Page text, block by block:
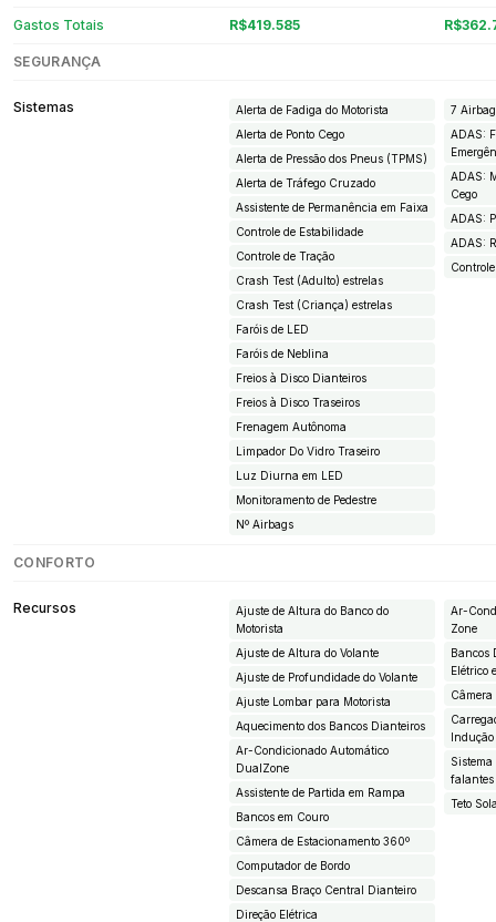
Gastos Totais R$419.585
SEGURANÇA
Sistemas
Alerta de Fadiga do Motorista
Alerta de Ponto Cego
Alerta de Pressão dos Pneus (TPMS)
Alerta de Tráfego Cruzado
Assistente de Permanência em Faixa
Controle de Estabilidade
Controle de Tração
Crash Test (Adulto) estrelas
Crash Test (Criança) estrelas
Faróis de LED
Faróis de Neblina
Freios à Disco Dianteiros
Freios à Disco Traseiros
Frenagem Autônoma
Limpador Do Vidro Traseiro
Luz Diurna em LED
Monitoramento de Pedestre
Nº Airbags
7
ADAS:
ADAS:
Cego
ADAS:
ADAS:
CONFORTO
Recursos
Ajuste de Altura do Banco do
Motorista
Ajuste de Altura do Volante
Ajuste de Profundidade do Volante
Ajuste Lombar para Motorista
Aquecimento dos Bancos Dianteiros
Ar-Condicionado Automático
DualZone
Assistente de Partida em Rampa
Bancos em Couro
Câmera de Estacionamento 360º
Computador de Bordo
Descansa Braço Central Dianteiro
Direção Elétrica
Ar-
Zone
Bancos
Elétrico
Câmera
Indução
falantes
Teto